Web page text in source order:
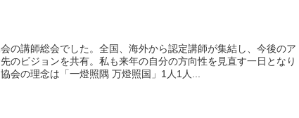
の講師総会でした。全国、海外から認定講師が集結し、今後のア
のビジョンを共有。私も来年の自分の方向性を見直す一日となり
会の理念は「一燈照隅 万燈照国」1人1人...